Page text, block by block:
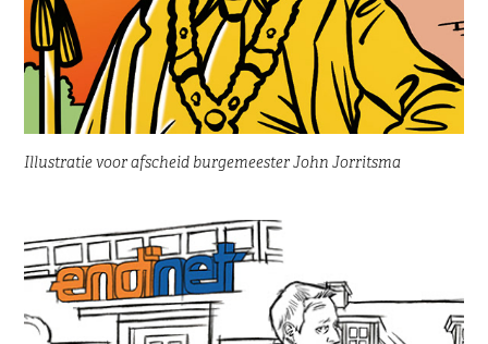
Illustratie voor afscheid burgemeester John Jorritsma